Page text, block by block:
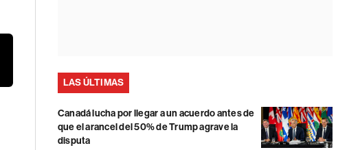
LAS ÚLTIMAS
Canadá lucha por llegar a un acuerdo antes de
que el arancel del 50% de Trump agrave la
disputa